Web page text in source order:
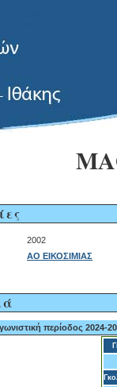
2002
ΑΟ ΕΙΚΟΣΙΜΙΑΣ
περίοδος 2024-